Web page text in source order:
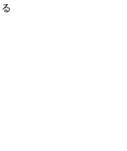
る